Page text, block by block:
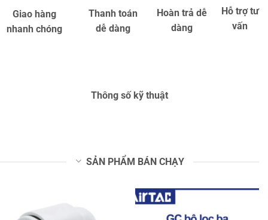
Giao hàng
nhanh chóng
Thanh toán
dễ dàng
Hoàn trả dễ
dàng
Hỗ trợ tư
vấn
Thông số kỹ thuật
SẢN PHẨM BÁN CHẠY